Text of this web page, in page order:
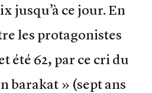
jusqu’à ce jour. En
les protagonistes
été 62, par ce cri du
barakat » (sept ans